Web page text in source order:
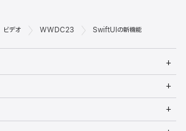
ビデオ WWDC23 SwiftUIの新機能
ュ
を
く
ュ
を
ュ